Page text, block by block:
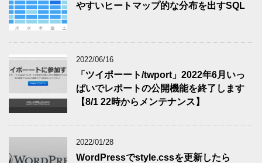
やすいヒートマップ的な分布を出すSQL
2022/06/16
「ツイポーート/twport」2022年6月いっ
ぱいでレポートの公開機能を終了します
【8/1 22時からメンテナンス】
2022/01/28
WordPressでstyle.cssを更新したら